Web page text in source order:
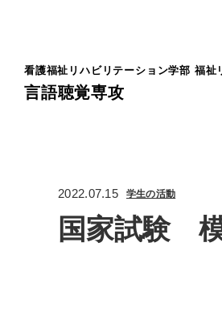
看護福祉リハビリテーション学部 福祉
言語聴覚専攻
2022.07.15 学生の活動
国家試験